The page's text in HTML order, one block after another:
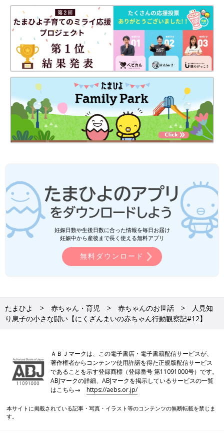
妊娠日数や生後日数に合った情報を毎日お届け
妊娠中から産後まで長く使える無料アプリ
無料ダウンロード
たまひよ 赤ちゃん・育児 赤ちゃんのお世話
人見知
り息子の小さな闘い【にくざんまいの赤ちゃん行動観察記#12】
ＡＢＪマークは、この電子書店・電子書籍配信サービスが、
著作権者からコンテンツ使用許諾を得た正規版配信サービス
であることを示す登録商標（登録番号 第11091000号）です。
ABJマークの詳細、ABJマークを掲示しているサービスの一覧
はこちら→https://aebs.or.jp/
本サイトに掲載されている記事・写真・イラスト等のコンテンツの無断転載を禁じま
す。